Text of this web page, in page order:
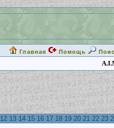
Главная Помощь
12 13 14 15 16 17 18 19 20 21 22 23